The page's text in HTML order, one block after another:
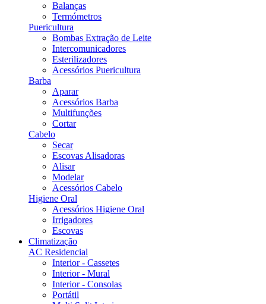
Balanças
Termómetros
Puericultura
Bombas Extração de Leite
Intercomunicadores
Esterilizadores
Acessórios Puericultura
Barba
Aparar
Acessórios Barba
Multifunções
Cortar
Cabelo
Secar
Escovas Alisadoras
Alisar
Modelar
Acessórios Cabelo
Higiene Oral
Acessórios Higiene Oral
Irrigadores
Escovas
Climatização
AC Residencial
Interior - Cassetes
Interior - Mural
Interior - Consolas
Portátil